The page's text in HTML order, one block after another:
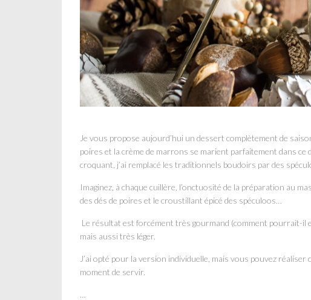
Je vous propose aujourd’hui un dessert complètement de
poires et la crème de marrons se marient parfaitement dans
croquant, j’ai remplacé les traditionnels boudoirs par des
Imaginez, à chaque cuillère, l’onctuosité de la préparation au
des dés de poires et le croustillant épicé des spéculoos…
Le résultat est forcément très gourmand (comment pourrait-il
mais aussi très léger.
J’ai opté pour la version individuelle, mais vous pouvez
moment de servir.
…